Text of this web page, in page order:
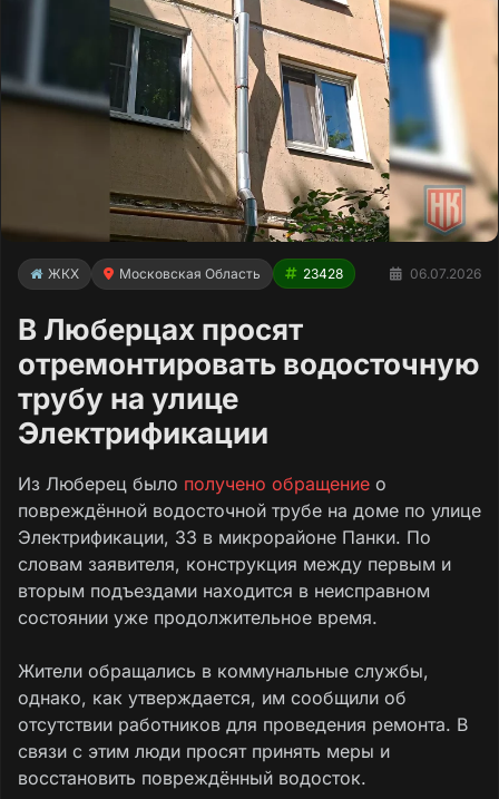
ЖКХ Московская Область 23428 06.07.2026
В Люберцах просят
отремонтировать водосточную
трубу на улице
Электрификации
Из Люберец было получено обращение о
повреждённой водосточной трубе на доме по улице
Электрификации, 33 в микрорайоне Панки. По
словам заявителя, конструкция между первым и
вторым подъездами находится в неисправном
состоянии уже продолжительное время.
Жители обращались в коммунальные службы,
однако, как утверждается, им сообщили об
отсутствии работников для проведения ремонта. В
связи с этим люди просят принять меры и
восстановить повреждённый водосток.